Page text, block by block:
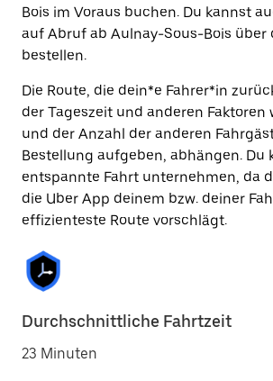
Bois im Voraus buchen. Du kannst
auf Abruf ab Aulnay-Sous-Bois über
bestellen.
Die Route, die dein*e Fahrer*in
der Tageszeit und anderen Faktoren
und der Anzahl der anderen
Bestellung aufgeben, abhängen. Du
entspannte Fahrt unternehmen, da
die Uber App deinem bzw. deiner
effizienteste Route vorschlägt.
Durchschnittliche Fahrtzeit
23 Minuten